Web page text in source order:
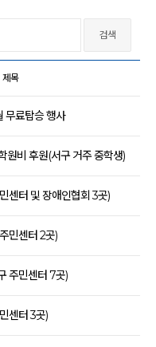
제목
무료탑승 행사
비 후원(서구 거주 중학생)
센터 및 장애인협회 3곳)
민센터 2곳)
주민센터 7곳)
센터 3곳)